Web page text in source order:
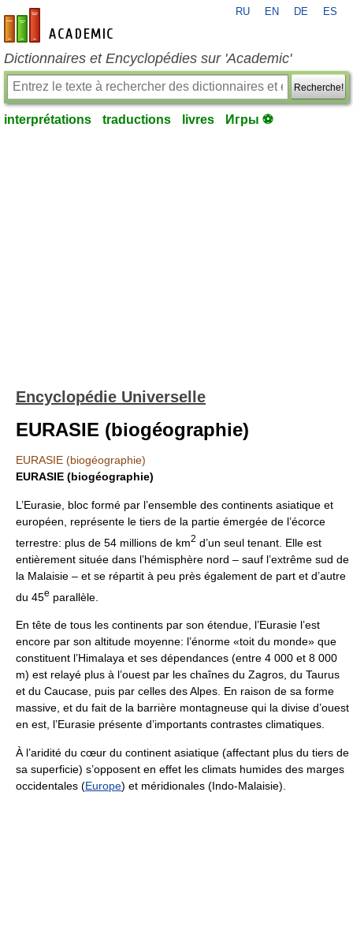
fr-academic.com
RU EN DE ES
Dictionnaires et Encyclopédies sur 'Academic'
Recherche!
interprétations traductions livres Игры ⚽
Encyclopédie Universelle
EURASIE (biogéographie)
EURASIE (biogéographie)
EURASIE (biogéographie)
L’Eurasie, bloc formé par l’ensemble des continents asiatique et
européen, représente le tiers de la partie émergée de l’écorce
terrestre: plus de 54 millions de km2 d’un seul tenant. Elle est
entièrement située dans l’hémisphère nord – sauf l’extrême sud de
la Malaisie – et se répartit à peu près également de part et d’autre
du 45e parallèle.
En tête de tous les continents par son étendue, l’Eurasie l’est
encore par son altitude moyenne: l’énorme «toit du monde» que
constituent l’Himalaya et ses dépendances (entre 4 000 et 8 000
m) est relayé plus à l’ouest par les chaînes du Zagros, du Taurus
et du Caucase, puis par celles des Alpes. En raison de sa forme
massive, et du fait de la barrière montagneuse qui la divise d’ouest
en est, l’Eurasie présente d’importants contrastes climatiques.
À l’aridité du cœur du continent asiatique (affectant plus du tiers de
sa superficie) s’opposent en effet les climats humides des marges
occidentales (Europe) et méridionales (Indo-Malaisie).